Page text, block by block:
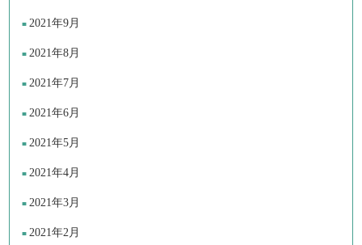
2021年9月
2021年8月
2021年7月
2021年6月
2021年5月
2021年4月
2021年3月
2021年2月